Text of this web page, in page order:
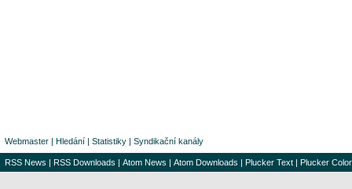
Webmaster | Hledání | Statistiky | Syndikační kanály
RSS News | RSS Downloads | Atom News | Atom Downloads | Plucker Text | Plucker Color